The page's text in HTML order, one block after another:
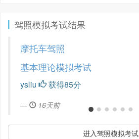
驾照模拟考试结果
摩托车驾照
基本理论模拟考试
ysliu 获得85分
16天前
进入驾照模拟考试